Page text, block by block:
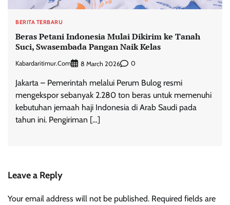
BERITA TERBARU
Beras Petani Indonesia Mulai Dikirim ke Tanah
Suci, Swasembada Pangan Naik Kelas
Kabardaritimur.com 8 March 2026 0
Jakarta – Pemerintah melalui Perum Bulog resmi
mengekspor sebanyak 2.280 ton beras untuk memenuhi
kebutuhan jemaah haji Indonesia di Arab Saudi pada
tahun ini. Pengiriman […]
Leave a Reply
Your email address will not be published. Required fields are